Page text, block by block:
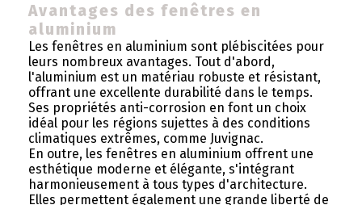
Avantages des fenêtres en
aluminium
Les fenêtres en aluminium sont plébiscitées pour
leurs nombreux avantages. Tout d'abord,
l'aluminium est un matériau robuste et résistant,
offrant une excellente durabilité dans le temps.
Ses propriétés anti-corrosion en font un choix
idéal pour les régions sujettes à des conditions
climatiques extrêmes, comme Juvignac.
En outre, les fenêtres en aluminium offrent une
esthétique moderne et élégante, s'intégrant
harmonieusement à tous types d'architecture.
Elles permettent également une grande liberté de